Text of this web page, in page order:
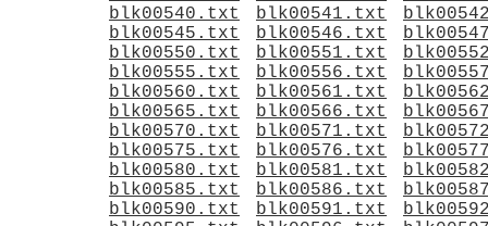
blk00540.txt
blk00541.txt
blk00545.txt
blk00546.txt
blk00550.txt
blk00551.txt
blk00555.txt
blk00556.txt
blk00560.txt
blk00561.txt
blk00565.txt
blk00566.txt
blk00570.txt
blk00571.txt
blk00575.txt
blk00576.txt
blk00580.txt
blk00581.txt
blk00585.txt
blk00586.txt
blk00590.txt
blk00591.txt